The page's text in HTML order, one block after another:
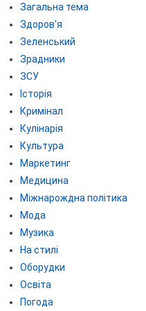
Загальна тема
Здоров'я
Зеленський
Зрадники
ЗСУ
Історія
Кримінал
Кулінарія
Культура
Маркетинг
Медицина
Міжнарождна політика
Мода
Музика
На стилі
Оборудки
Освіта
Погода